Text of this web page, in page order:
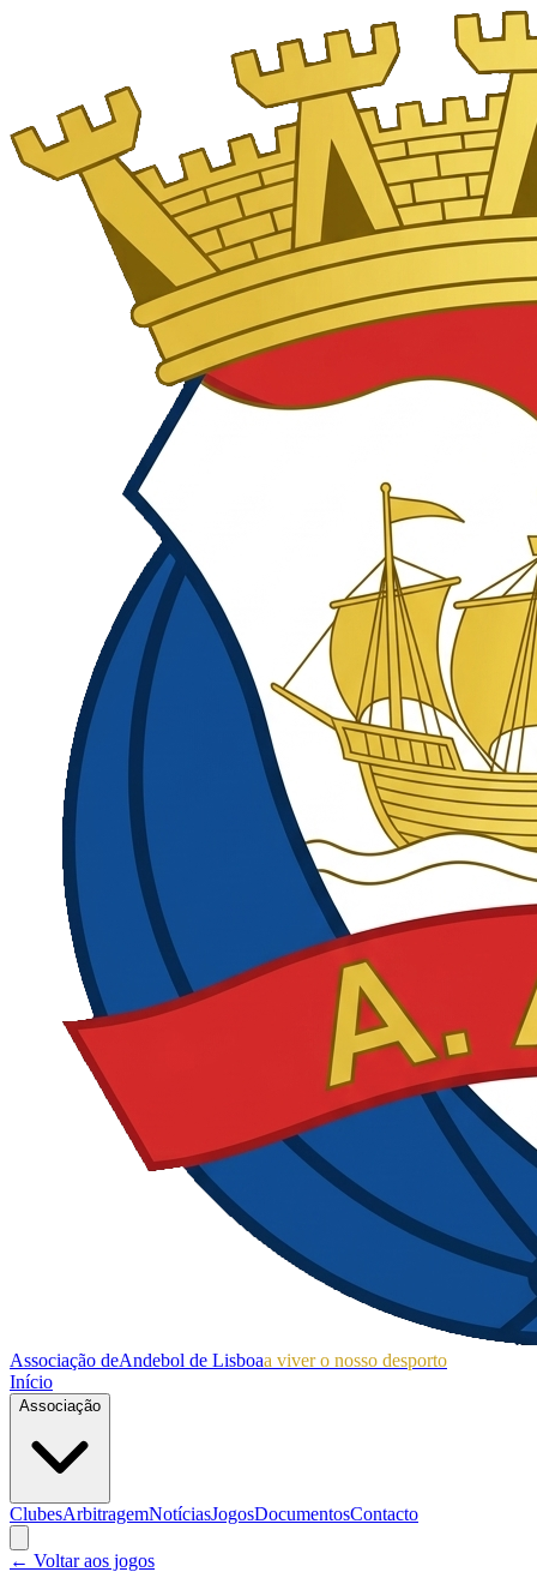
Associação deAndebol de Lisboaa viver o nosso desporto
Início
Associação
ClubesArbitragemNotíciasJogosDocumentosContacto
← Voltar aos jogos